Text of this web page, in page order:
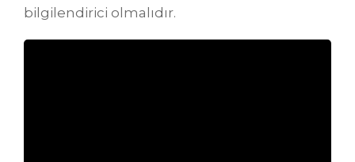
bilgilendirici olmalıdır.